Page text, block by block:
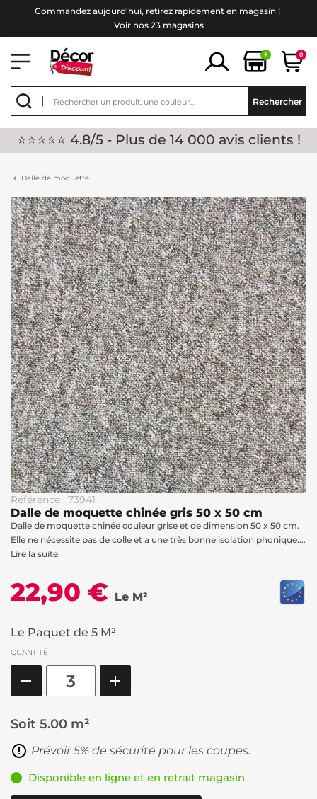
Commandez aujourd'hui, retirez rapidement en magasin !
Voir nos 23 magasins
+ 0
Rechercher
⭐⭐⭐⭐⭐ 4.8/5 - Plus de 14 000 avis clients !
Dalle de moquette
Référence : 73941
Dalle de moquette chinée gris 50 x 50 cm
Dalle de moquette chinée couleur grise et de dimension 50 x 50 cm.
Elle ne nécessite pas de colle et a une très bonne isolation phonique....
Lire la suite
22,90 € Le M²
Le Paquet de 5 M²
QUANTITÉ
Soit 5.00 m²
Prévoir 5% de sécurité pour les coupes.
Disponible en ligne et en retrait magasin